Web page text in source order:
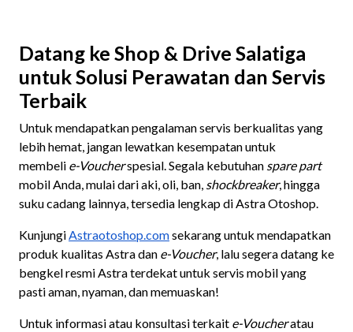
Datang ke Shop & Drive Salatiga
untuk Solusi Perawatan dan Servis
Terbaik
Untuk mendapatkan pengalaman servis berkualitas yang
lebih hemat, jangan lewatkan kesempatan untuk
membeli e-Voucherspesial. Segala kebutuhan spare part
mobil Anda, mulai dari aki, oli, ban, shockbreaker, hingga
suku cadang lainnya, tersedia lengkap di Astra Otoshop.
KunjungiAstraotoshop.comsekarang untuk mendapatkan
produk kualitas Astra dan e-Voucher, lalu segera datang ke
bengkel resmi Astra terdekat untuk servis mobil yang
pasti aman, nyaman, dan memuaskan!
Untuk informasi atau konsultasi terkait e-Voucheratau